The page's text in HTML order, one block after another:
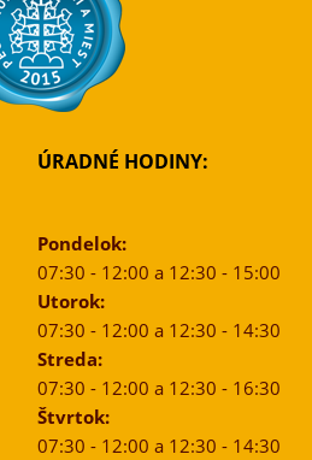
ÚRADNÉ HODINY:
Pondelok:
07:30 - 12:00 a 12:30 - 15:00
Utorok:
07:30 - 12:00 a 12:30 - 14:30
Streda:
07:30 - 12:00 a 12:30 - 16:30
Štvrtok:
07:30 - 12:00 a 12:30 - 14:30